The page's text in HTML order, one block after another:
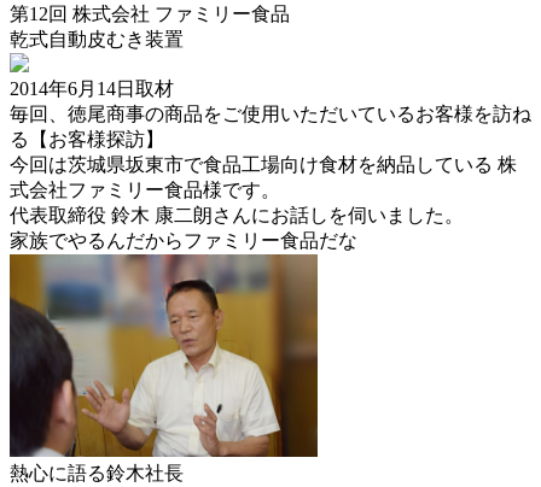
第12回 株式会社 ファミリー食品
乾式自動皮むき装置
2014年6月14日取材
毎回、徳尾商事の商品をご使用いただいているお客様を訪ね
る【お客様探訪】
今回は茨城県坂東市で食品工場向け食材を納品している 株
式会社ファミリー食品様です。
代表取締役 鈴木 康二朗さんにお話しを伺いました。
家族でやるんだからファミリー食品だな
熱心に語る鈴木社長